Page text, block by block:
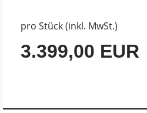
pro Stück (inkl. MwSt.)
3.399,00 EUR